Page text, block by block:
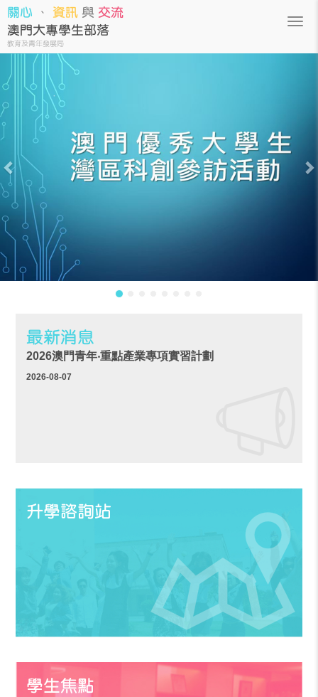
關心 、 資訊 與 交流
澳門大專學生部落
教育及青年發展局
Previous
最新消息
2026澳門青年‧重點產業專項實習計劃
2026-08-07
升學諮詢站
學生焦點